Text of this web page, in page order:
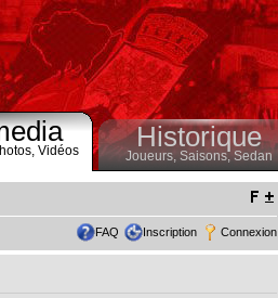
Vidéos Historique
Joueurs, Saisons,Sedan
FAQ Inscription Connexion